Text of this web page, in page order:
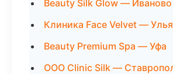
Beauty Silk Glow — Иваново
Клиника Face Velvet —
Beauty Premium Spa — Уфа
ООО Clinic Silk —